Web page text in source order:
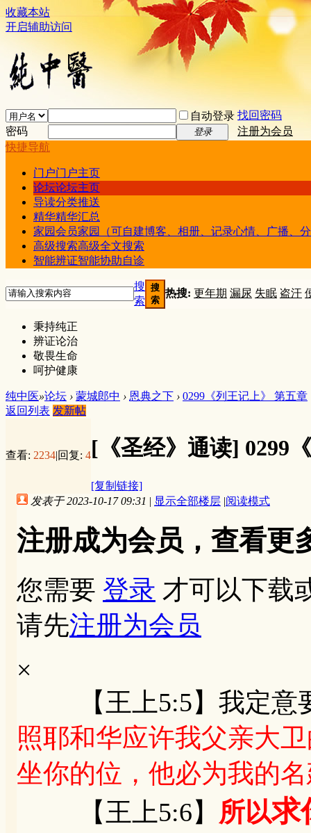
收藏本站
开启辅助访问
自动登录 找回密码
密码
登录
注册为会员
快捷导航
门户门户主页
论坛论坛主页
导读分类推送
精华精华汇总
家园会员家园（可自建博客、相册、记录心情、广播、
高级搜索高级全文搜索
智能辨证智能协助自诊
搜
索
搜
索
热搜: 更年期 漏尿 失眠 盗汗
秉持纯正
辨证论治
敬畏生命
呵护健康
纯中医»论坛 › 蒙城郎中 › 恩典之下 › 0299《列王记上》 第五章
返回列表 发新帖
查看: 2234|回复: 4[《圣经》通读] 0299
[复制链接]
发表于 2023-10-17 09:31 | 显示全部楼层 |阅读模式
注册成为会员，查看更
您需要 登录 才可以下载
请先注册为会员
×
【王上5:5】我定意
照耶和华应许我父亲大
坐你的位，他必为我的名
【王上5:6】 所以求